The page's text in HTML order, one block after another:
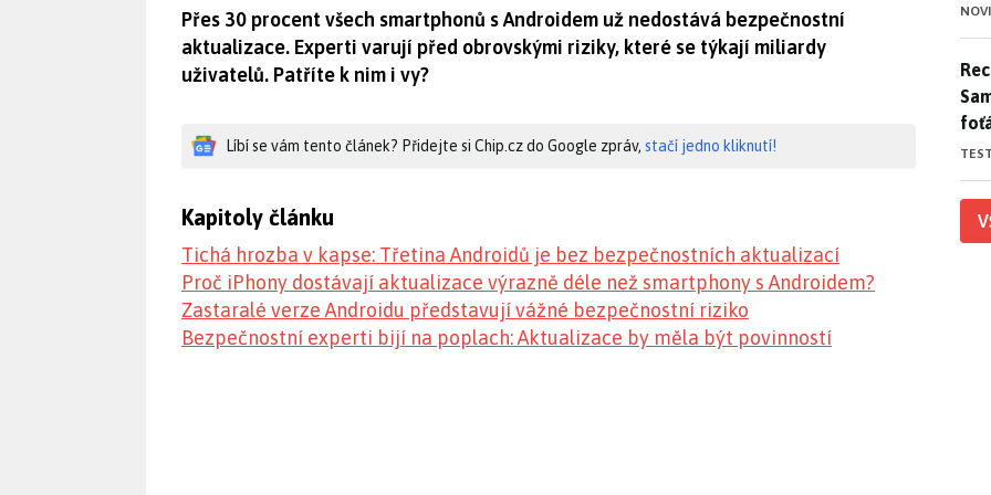
Přes 30 procent všech smartphonů s Androidem už nedostává bezpečnostní
aktualizace. Experti varují před obrovskými riziky, které se týkají miliardy
uživatelů. Patříte k nim i vy?
Líbí se vám tento článek? Přidejte si Chip.cz do Google zpráv, stačí jedno kliknutí!
Kapitoly článku
Tichá hrozba v kapse: Třetina Androidů je bez bezpečnostních aktualizací
Proč iPhony dostávají aktualizace výrazně déle než smartphony s Androidem?
Zastaralé verze Androidu představují vážné bezpečnostní riziko
Bezpečnostní experti bijí na poplach: Aktualizace by měla být povinností